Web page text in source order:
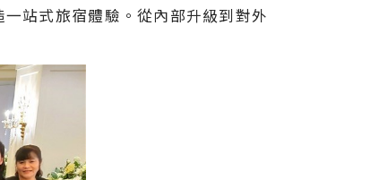
站式旅宿體驗。從內部升級到對外